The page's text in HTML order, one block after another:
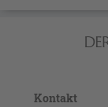
Kontakt